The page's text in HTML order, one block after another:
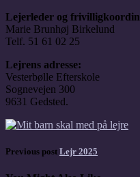
Lejerleder og
Marie Brunhøj Birkelund
Telf. 51 61 02 25
Lejrens adresse:
Vesterbølle Efterskole
Sognevejen 300
9631 Gedsted.
Previous post Lejr 2025